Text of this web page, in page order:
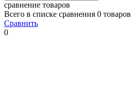
сравнение товаров
Всего в списке сравнения 0 товаров
Сравнить
0